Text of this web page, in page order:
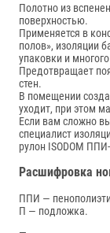
Полотно из
поверхностью.
Применяется в
полов», изоляции
упаковки и
Предотвращает
стен.
В помещении
уходит, при этом
Если вам сложно
специалист
рулон ISODOM
Расшифровка
ППИ —
П — подложка.